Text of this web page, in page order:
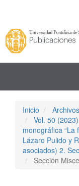
principal
Barra
lateral
Inicio
Archivos
Vol. 50
monográfica “La
Lázaro Pulido y
asociados) 2.
Sección